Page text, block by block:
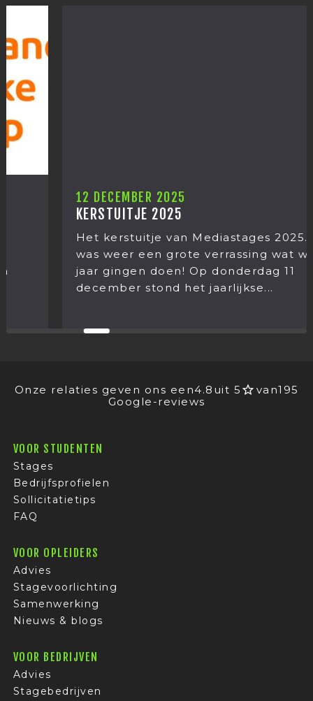
12 DECEMBER 2025
KERSTUITJE 2025
Het kerstuitje van Mediastages 2025. Het
was weer een grote verrassing wat we dit
jaar gingen doen! Op donderdag 11
december stond het jaarlijkse...
Onze relaties geven ons een4.8 uit 5 van195
Google-reviews
VOOR STUDENTEN
Stages
Bedrijfsprofielen
Sollicitatietips
FAQ
VOOR OPLEIDERS
Advies
Stagevoorlichting
Samenwerking
Nieuws & blogs
VOOR BEDRIJVEN
Advies
Stagebedrijven